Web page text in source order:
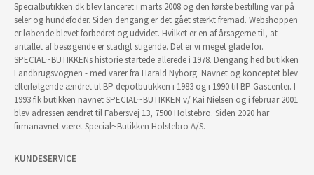
Specialbutikken.dk blev lanceret i marts 2008 og den første bestilling var på
seler og hundefoder. Siden dengang er det gået stærkt fremad. Webshoppen
er løbende blevet forbedret og udvidet. Hvilket er en af årsagerne til, at
antallet af besøgende er stadigt stigende. Det er vi meget glade for.
SPECIAL~BUTIKKENs historie startede allerede i 1978. Dengang hed butikken
Landbrugsvognen - med varer fra Harald Nyborg. Navnet og konceptet blev
efterfølgende ændret til BP depotbutikken i 1983 og i 1990 til BP Gascenter. I
1993 fik butikken navnet SPECIAL~BUTIKKEN v/ Kai Nielsen og i februar 2001
blev adressen ændret til Fabersvej 13, 7500 Holstebro. Siden 2020 har
firmanavnet været Special~Butikken Holstebro A/S.
KUNDESERVICE